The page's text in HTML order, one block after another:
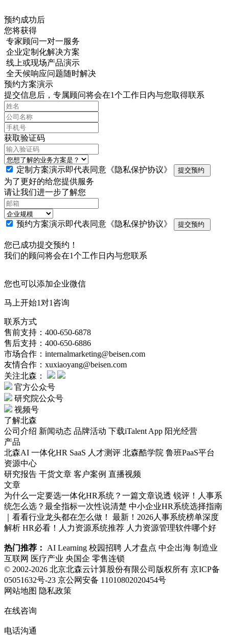
预约成功后
您将获得
专家顾问一对一服务
企业定制化解决方案
线上或现场产品演示
全天候响应问题随时解决
预约方案演示
提交信息后，专属顾问将会在1个工作日内与您取得联系
获取验证码
定制方案演示即代表同意 《隐私保护协议》 提交预约
为了更好的给您提供服务
请让我们进一步了解您
预约方案演示即代表同意 《隐私保护协议》 提交预约
您已成功提交预约！
我们的顾问将会在1个工作日内与您联系
您也可以添加企业微信
马上开始1对1咨询
联系方式
售前支持：400-650-6878
售后支持：400-650-6886
市场合作：internalmarketing@beisen.com
友情合作：xuxiaoyang@beisen.com
关注北森：
官方公众号
研究院公众号
视频号
了解北森
公司介绍 新闻动态 品牌活动 下载iTalent App 阳光经营
产品
北森AI 一体化HR SaaS 人才测评 北森酷学院 鲁班PaaS平台
资源中心
研究报告 干货文章 客户案例 直播视频
文章
为什么一定要选一体化HR系统？一篇文章说透 锐评！人事系
统怎么选？最全指标一次性说清楚 中小企业HR系统选择指南
｜看看行业龙头都在怎么做！
最新！2026人事系统榜单深度
解析 HR必看！人力资源系统推荐 人力资源管理软件哪个好
热门推荐： AI Learning 校园招聘 人才盘点 中企出海 制造业
互联网 医疗产业 央国企 零售连锁
© 2002-2026 北京北森云计算股份有限公司版权所有 京ICP备
05051632号-23 京公网安备 11010802020454号
网站地图 隐私政策
在线咨询
电话沟通